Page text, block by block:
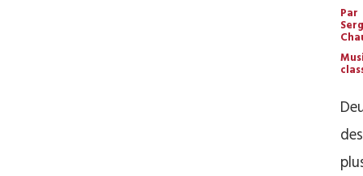
Par
des